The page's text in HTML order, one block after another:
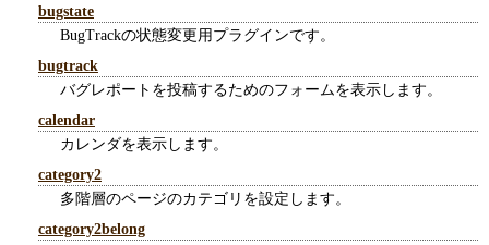
bugstate
BugTrackの状態変更用プラグインです。
bugtrack
バグレポートを投稿するためのフォームを表示します。
calendar
カレンダを表示します。
category2
多階層のページのカテゴリを設定します。
category2belong